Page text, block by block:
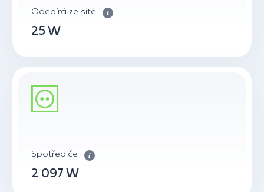
Odebírá ze sítě
25 W
Spotřebiče
2 097 W